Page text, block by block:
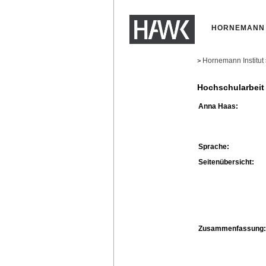
> Hornemann Institut
Hochschularbeit
Anna Haas:
Sprache:
Seitenübersicht:
Zusammenfassung: